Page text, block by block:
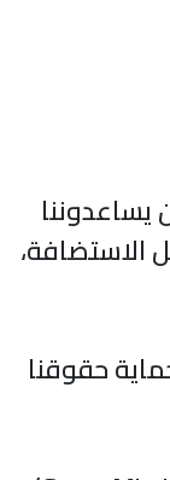
الاستضافة،
حقوقنا